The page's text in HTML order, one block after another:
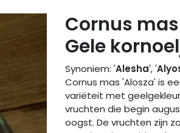
Cornus
Gele
Synoniem: 'Alesha', '
Cornus mas 'Alosza' is
variëteit met
vruchten die begin
oogst. De vruchten zijn